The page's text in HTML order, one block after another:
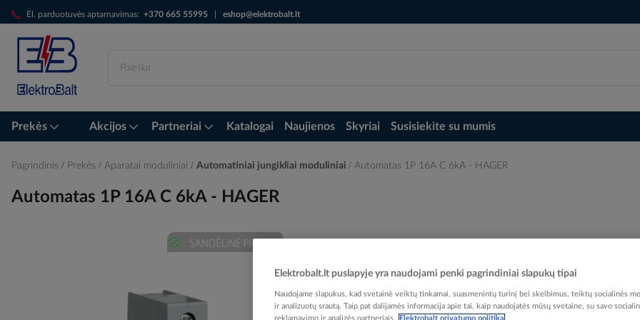
El. parduotuvės aptarnavimas: +370 665 55995 eshop@elektrobalt.lt
Skip
to
Content
Prekės Akcijos Partneriai Katalogai Naujienos Skyriai Susisiekite su mumis
Pagrindinis Prekės Aparatai moduliniai Automatiniai jungikliai moduliniai Automatas 1P 16A C 6kA - HAGER
Automatas 1P 16A C 6kA - HAGER
EAN kodas
Gamintojo prekės kodas
Elektrobalt.lt puslapyje yra naudojami penki pagrindiniai slapukų tipai
Naudojame slapukus, kad svetainė veiktų tinkamai, suasmenintų turinį bei skelbimus, teiktų socialinės
ir analizuotų srautą. Taip pat dalijamės informacija apie tai, kaip naudojatės mūsų svetaine, su savo
reklamavimo ir analizės partneriais.
Elektrobalt privatumo politika